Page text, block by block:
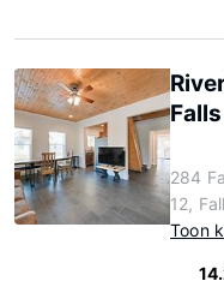
284
12,
Toon